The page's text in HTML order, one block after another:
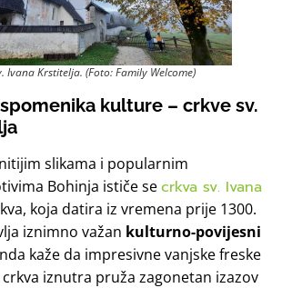
Ivana Krstitelja. (Foto: Family Welcome)
kulture – crkve sv.
slikama i popularnim
Bohinja ističe secrkva sv. Ivana
koja datira iz vremena prije 1300.
iznimno važan kulturno-povijesni
kaže da impresivne vanjske freske
iznutra pruža zagonetan izazov